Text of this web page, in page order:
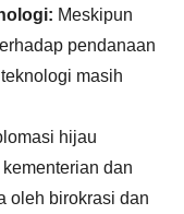
Meskipun
pendanaan
masih
hijau
dan
oleh birokrasi dan